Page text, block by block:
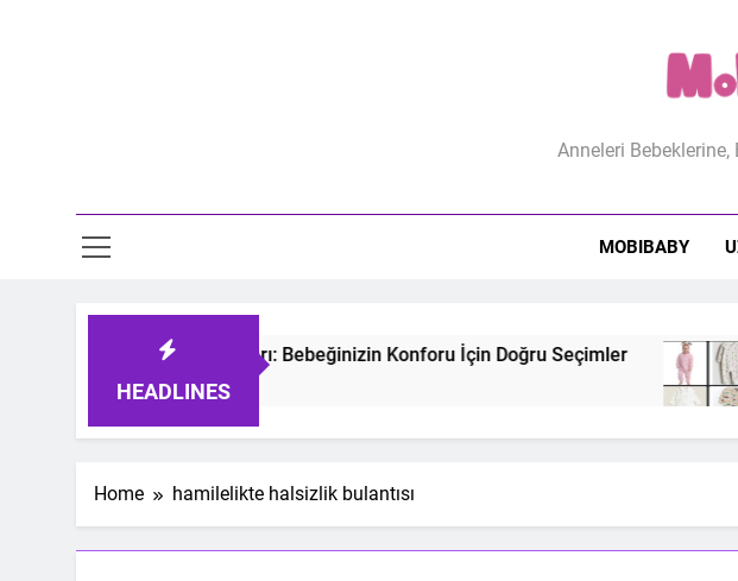
MobiBaby
Anneleri Bebeklerine,
MOBIBABY
HEADLINES
Bebek Uyku Tulumları: Bebeğinizin Konforu İçin Doğru Seçimler
Home hamilelikte halsizlik bulantısı